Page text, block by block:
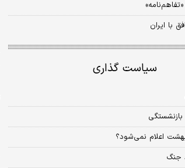
با ایران
سیاست گذاری
اعلام نمی‌شود؟
جنگ